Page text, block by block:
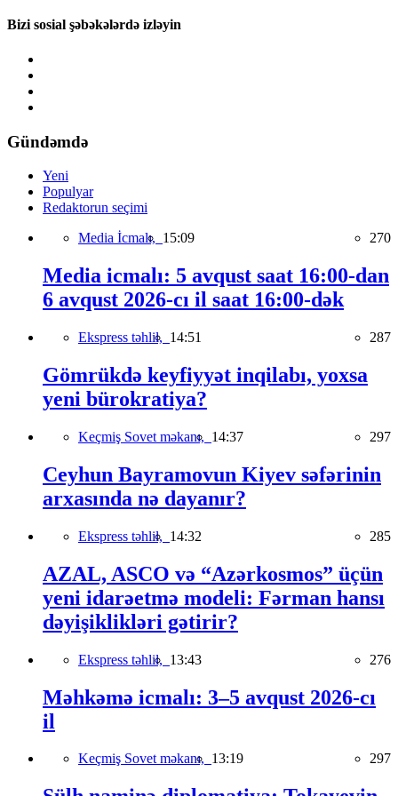
Bizi sosial şəbəkələrdə izləyin
Gündəmdə
Yeni
Populyar
Redaktorun seçimi
Media İcmalı, 15:09 270
Media icmalı: 5 avqust saat 16:00-dan
6 avqust 2026-cı il saat 16:00-dək
Ekspress təhlil, 14:51 287
Gömrükdə keyfiyyət inqilabı, yoxsa
yeni bürokratiya?
Keçmiş Sovet məkanı, 14:37 297
Ceyhun Bayramovun Kiyev səfərinin
arxasında nə dayanır?
Ekspress təhlil, 14:32 285
AZAL, ASCO və “Azərkosmos” üçün
yeni idarəetmə modeli: Fərman hansı
dəyişiklikləri gətirir?
Ekspress təhlil, 13:43 276
Məhkəmə icmalı: 3–5 avqust 2026-cı
il
Keçmiş Sovet məkanı, 13:19 297